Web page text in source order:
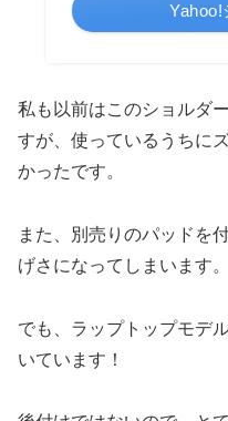
Yahoo!
私も以前はこのショルダ
すが、使っているうちに
かったです。
また、別売りのパッドを
げさになってしまいます。
でも、ラップトップモデ
いています！